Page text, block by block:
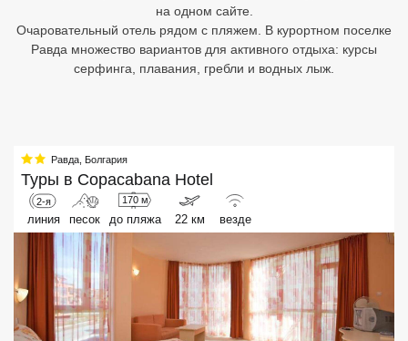
на одном сайте.
Очаровательный отель рядом с пляжем. В курортном поселке
Равда множество вариантов для активного отдыха: курсы
серфинга, плавания, гребли и водных лыж.
Равда Болгария
Туры в Copacabana Hotel
2-я
линия песок
170 м
до пляжа 22 км везде
Бали
Северный Гоа
Южный Гоа
Занзибар
Абхазия
Большой Сочи